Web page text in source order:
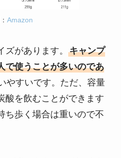
Amazon
があります。 キャンプ
で使うことが多いのであ
やすいです。ただ、容量
酸を飲むことができます
ち歩く場合は重いので不